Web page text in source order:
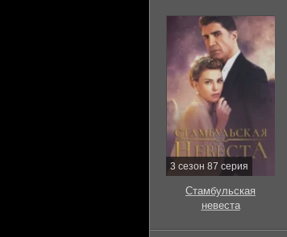
3 сезон 87 серия
Стамбульская
невеста